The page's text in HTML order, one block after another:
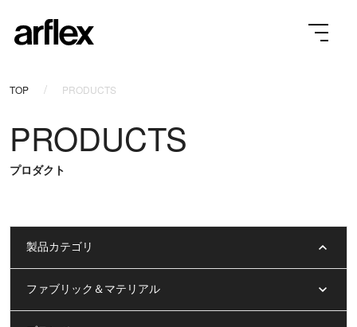
TOP PRODUCTS
PRODUCTS
プロダクト
製品カテゴリ
ファブリック＆マテリアル